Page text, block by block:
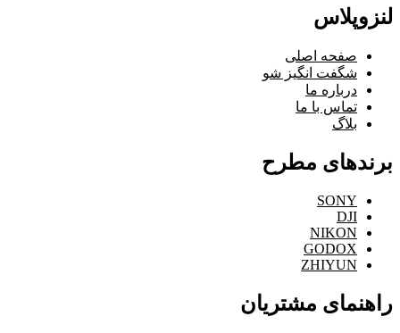
لنزوپلاس
صفحه اصلی
شگفت انگیز شو
درباره ما
تماس با ما
بلاگ
برندهای مطرح
SONY
DJI
NIKON
GODOX
ZHIYUN
راهنمای مشتریان